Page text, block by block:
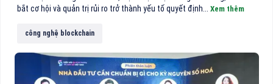
bắt cơ hội và quản trị rủi ro trở thành yếu tố quyết định... Xem thêm
công nghệ blockchain